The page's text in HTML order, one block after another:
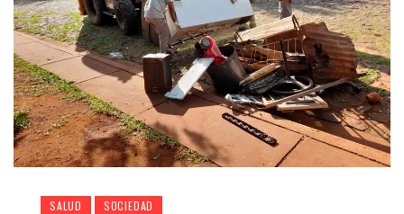
SALUD SOCIEDAD